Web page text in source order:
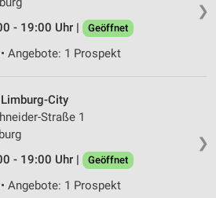
❯
- 19:00 Uhr |
Geöffnet
Angebote: 1 Prospekt
❯
City
Straße 1
- 19:00 Uhr |
Geöffnet
Angebote: 1 Prospekt
für personalisierte
zur Auswahl
Personalisierung
zur Auswahl